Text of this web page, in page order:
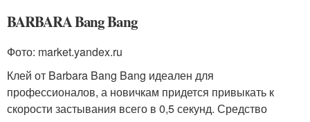
BARBARA Bang Bang
Фото: market.yandex.ru
Клей от Barbara Bang Bang идеален для
профессионалов, а новичкам придется привыкать к
скорости застывания всего в 0,5 секунд. Средство